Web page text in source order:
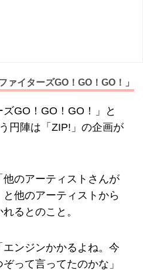
ァイターズGO！GO！GO！」
ズGO！GO！GO！」と
円陣は「ZIP!」の企画が
のアーティストさんが
他のアーティストから
るとのこと。
ンジンかかるよね。今
って言ってたのかな」